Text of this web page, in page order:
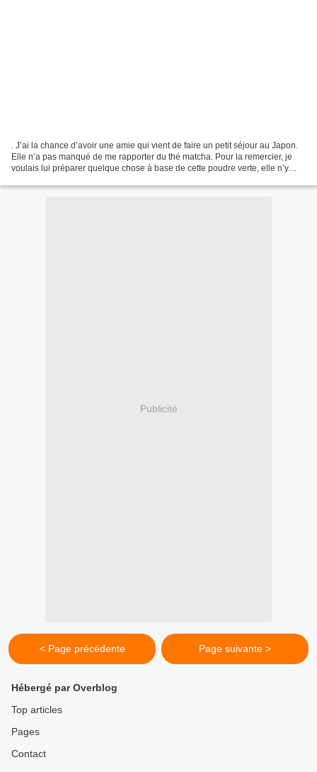
. J’ai la chance d’avoir une amie qui vient de faire un petit séjour au Japon.
Elle n’a pas manqué de me rapporter du thé matcha. Pour la remercier, je
voulais lui préparer quelque chose à base de cette poudre verte, elle n’y
Publicité
< Page précédente Page suivante >
Hébergé par Overblog
Top articles
Pages
Contact